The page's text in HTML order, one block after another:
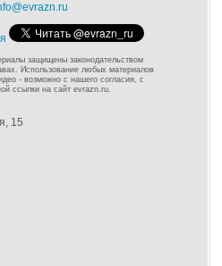
защищены законодательством
Использование любых материалов
- возможно с нашего согласия, с
ссылки на сайт evrazn.ru.
15